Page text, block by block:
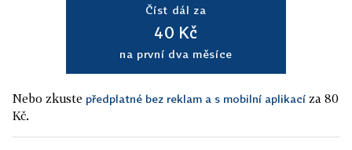
Číst dál za
40 Kč
na první dva měsíce
Nebo zkuste předplatné bez reklam a s mobilní aplikací za 80
Kč.